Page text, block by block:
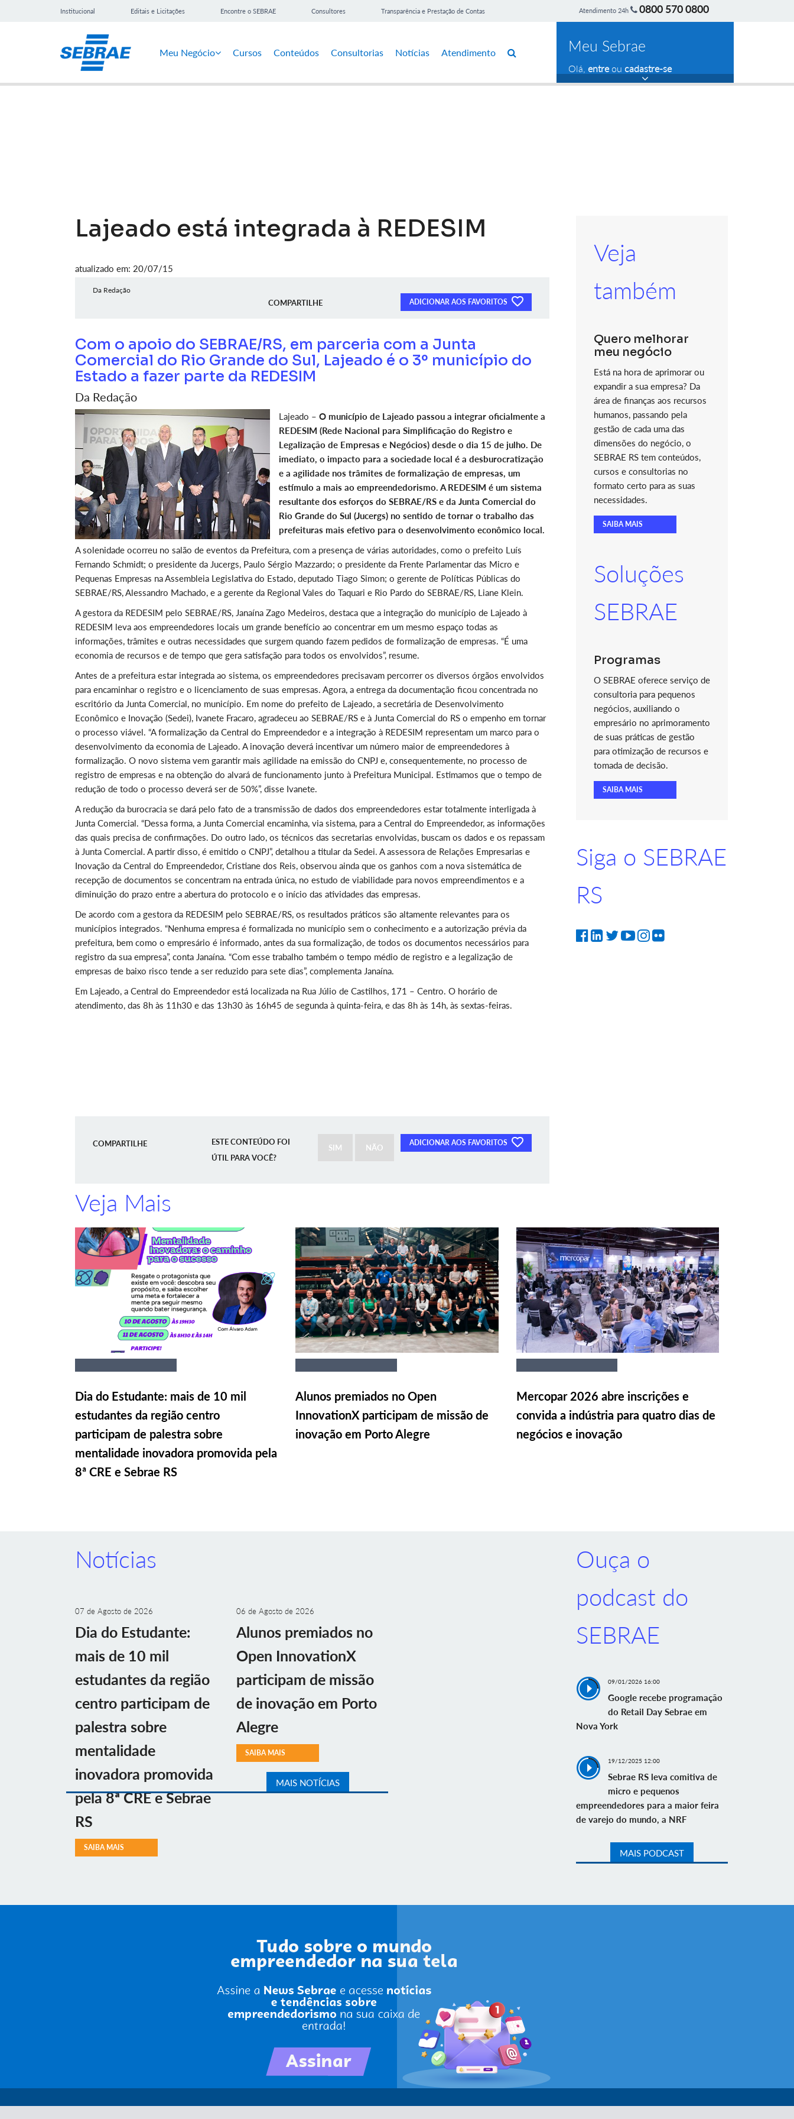
Institucional Editais e Licitações Encontre o SEBRAE Consultores Transparência e Prestação de Contas Atendimento 24h 0800 570 0800
Meu Negócio Cursos Conteúdos Consultorias Notícias Atendimento Meu Sebrae
Olá, entreou cadastre-se
Lajeado está integrada à REDESIM
atualizado em: 20/07/15
Da Redação
COMPARTILHE ADICIONAR AOS FAVORITOS
Com o apoio do SEBRAE/RS, em parceria com a Junta
Comercial do Rio Grande do Sul, Lajeado é o 3º município do
Estado a fazer parte da REDESIM
Da Redação
Lajeado – O município de Lajeado passou a integrar oficialmente a
REDESIM (Rede Nacional para Simplificação do Registro e
Legalização de Empresas e Negócios) desde o dia 15 de julho. De
imediato, o impacto para a sociedade local é a desburocratização
e a agilidade nos trâmites de formalização de empresas, um
estímulo a mais ao empreendedorismo. A REDESIM é um sistema
resultante dos esforços do SEBRAE/RS e da Junta Comercial do
Rio Grande do Sul (Jucergs) no sentido de tornar o trabalho das
prefeituras mais efetivo para o desenvolvimento econômico local.
A solenidade ocorreu no salão de eventos da Prefeitura, com a presença de várias autoridades, como o prefeito Luís
Fernando Schmidt; o presidente da Jucergs, Paulo Sérgio Mazzardo; o presidente da Frente Parlamentar das Micro e
Pequenas Empresas na Assembleia Legislativa do Estado, deputado Tiago Simon; o gerente de Políticas Públicas do
SEBRAE/RS, Alessandro Machado, e a gerente da Regional Vales do Taquari e Rio Pardo do SEBRAE/RS, Liane Klein.
A gestora da REDESIM pelo SEBRAE/RS, Janaína Zago Medeiros, destaca que a integração do município de Lajeado à
REDESIM leva aos empreendedores locais um grande benefício ao concentrar em um mesmo espaço todas as
informações, trâmites e outras necessidades que surgem quando fazem pedidos de formalização de empresas. “É uma
economia de recursos e de tempo que gera satisfação para todos os envolvidos”, resume.
Antes de a prefeitura estar integrada ao sistema, os empreendedores precisavam percorrer os diversos órgãos envolvidos
para encaminhar o registro e o licenciamento de suas empresas. Agora, a entrega da documentação ficou concentrada no
escritório da Junta Comercial, no município. Em nome do prefeito de Lajeado, a secretária de Desenvolvimento
Econômico e Inovação (Sedei), Ivanete Fracaro, agradeceu ao SEBRAE/RS e à Junta Comercial do RS o empenho em tornar
o processo viável. “A formalização da Central do Empreendedor e a integração à REDESIM representam um marco para o
desenvolvimento da economia de Lajeado. A inovação deverá incentivar um número maior de empreendedores à
formalização. O novo sistema vem garantir mais agilidade na emissão do CNPJ e, consequentemente, no processo de
registro de empresas e na obtenção do alvará de funcionamento junto à Prefeitura Municipal. Estimamos que o tempo de
redução de todo o processo deverá ser de 50%”, disse Ivanete.
A redução da burocracia se dará pelo fato de a transmissão de dados dos empreendedores estar totalmente interligada à
Junta Comercial. “Dessa forma, a Junta Comercial encaminha, via sistema, para a Central do Empreendedor, as informações
das quais precisa de confirmações. Do outro lado, os técnicos das secretarias envolvidas, buscam os dados e os repassam
à Junta Comercial. A partir disso, é emitido o CNPJ”, detalhou a titular da Sedei. A assessora de Relações Empresarias e
Inovação da Central do Empreendedor, Cristiane dos Reis, observou ainda que os ganhos com a nova sistemática de
recepção de documentos se concentram na entrada única, no estudo de viabilidade para novos empreendimentos e a
diminuição do prazo entre a abertura do protocolo e o início das atividades das empresas.
De acordo com a gestora da REDESIM pelo SEBRAE/RS, os resultados práticos são altamente relevantes para os
municípios integrados. “Nenhuma empresa é formalizada no município sem o conhecimento e a autorização prévia da
prefeitura, bem como o empresário é informado, antes da sua formalização, de todos os documentos necessários para
registro da sua empresa”, conta Janaína. “Com esse trabalho também o tempo médio de registro e a legalização de
empresas de baixo risco tende a ser reduzido para sete dias”, complementa Janaína.
Em Lajeado, a Central do Empreendedor está localizada na Rua Júlio de Castilhos, 171 – Centro. O horário de
atendimento, das 8h às 11h30 e das 13h30 às 16h45 de segunda à quinta-feira, e das 8h às 14h, às sextas-feiras.
COMPARTILHE ADICIONAR AOS FAVORITOS
ESTE CONTEÚDO FOI
ÚTIL PARA VOCÊ?
SIM NÃO
Veja
também
Quero melhorar
meu negócio
Está na hora de aprimorar ou
expandir a sua empresa? Da
área de finanças aos recursos
humanos, passando pela
gestão de cada uma das
dimensões do negócio, o
SEBRAE RS tem conteúdos,
cursos e consultorias no
formato certo para as suas
necessidades.
SAIBA MAIS
Soluções
SEBRAE
Programas
O SEBRAE oferece serviço de
consultoria para pequenos
negócios, auxiliando o
empresário no aprimoramento
de suas práticas de gestão
para otimização de recursos e
tomada de decisão.
SAIBA MAIS
Siga o SEBRAE
RS
Veja Mais
Dia do Estudante: mais de 10 mil
estudantes da região centro
participam de palestra sobre
mentalidade inovadora promovida pela
8ª CRE e Sebrae RS
Alunos premiados no Open
InnovationX participam de missão de
inovação em Porto Alegre
Mercopar 2026 abre inscrições e
convida a indústria para quatro dias de
negócios e inovação
Notícias
07 de Agosto de 2026
Dia do Estudante:
mais de 10 mil
estudantes da região
centro participam de
palestra sobre
mentalidade
inovadora promovida
pela 8ª CRE e Sebrae
RS
SAIBA MAIS
06 de Agosto de 2026
Alunos premiados no
Open InnovationX
participam de missão
de inovação em Porto
Alegre
SAIBA MAIS
MAIS NOTÍCIAS
Ouça o
podcast do
SEBRAE
09/01/2026 16:00
Google recebe programação
do Retail Day Sebrae em
Nova York
19/12/2025 12:00
Sebrae RS leva comitiva de
micro e pequenos
empreendedores para a maior feira
de varejo do mundo, a NRF
MAIS PODCAST